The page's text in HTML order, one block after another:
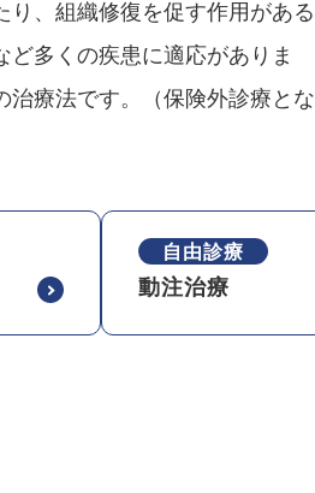
、組織修復を促す作用がある
多くの疾患に適応がありま
療法です。（保険外診療とな
自由診療
動注治療